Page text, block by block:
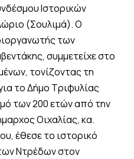
Ιστορικών
(Σουλιμά). Ο
των
συμμετείχε στο
τονίζοντας τη
το Δήμο Τριφυλίας
των 200 ετών από την
Οιχαλίας, κα.
έθεσε το ιστορικό
Ντρέδων στον